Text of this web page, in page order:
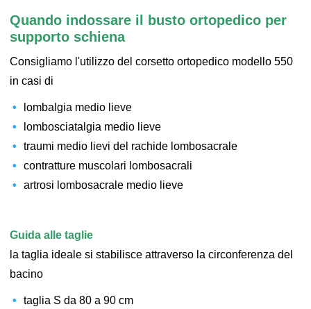
Quando indossare il busto ortopedico per
supporto schiena
Consigliamo l'utilizzo del corsetto ortopedico modello 550
in casi di
lombalgia medio lieve
lombosciatalgia medio lieve
traumi medio lievi del rachide lombosacrale
contratture muscolari lombosacrali
artrosi lombosacrale medio lieve
Guida alle taglie
la taglia ideale si stabilisce attraverso la circonferenza del
bacino
taglia S da 80 a 90 cm